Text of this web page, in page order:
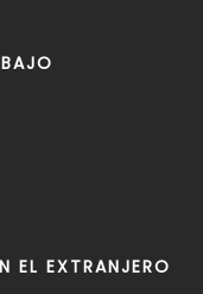
EL EXTRANJERO